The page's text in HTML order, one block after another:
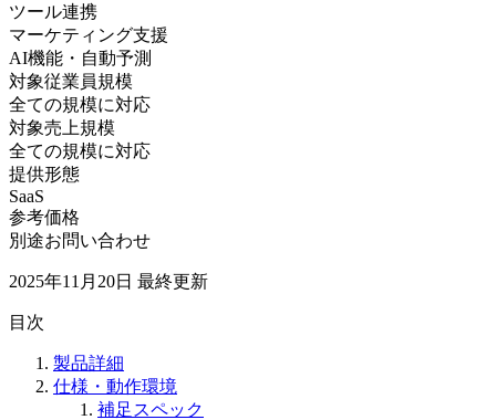
ツール連携
マーケティング支援
AI機能・自動予測
対象従業員規模
全ての規模に対応
対象売上規模
全ての規模に対応
提供形態
SaaS
参考価格
別途お問い合わせ
2025年11月20日 最終更新
目次
製品詳細
仕様・動作環境
補足スペック